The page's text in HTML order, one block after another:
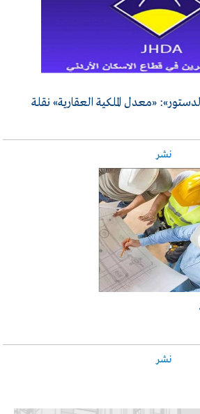
«معدل الملكية العقارية» نقلة
نشر
نشر